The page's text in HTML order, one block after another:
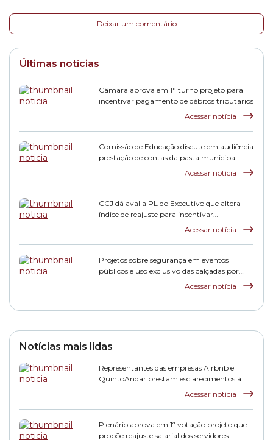
Deixar um comentário
Últimas notícias
Câmara aprova em 1° turno projeto para
incentivar pagamento de débitos tributários
Acessar notícia
Comissão de Educação discute em audiência
prestação de contas da pasta municipal
Acessar notícia
CCJ dá aval a PL do Executivo que altera
índice de reajuste para incentivar
pagamento de dívidas tributáriasAcessar notícia
Projetos sobre segurança em eventos
públicos e uso exclusivo das calçadas por
pedestres avançam na Comissão de
Acessar notícia
Notícias mais lidas
Representantes das empresas Airbnb e
QuintoAndar prestam esclarecimentos à
Acessar notícia
Plenário aprova em 1ª votação projeto que
propõe reajuste salarial dos servidores